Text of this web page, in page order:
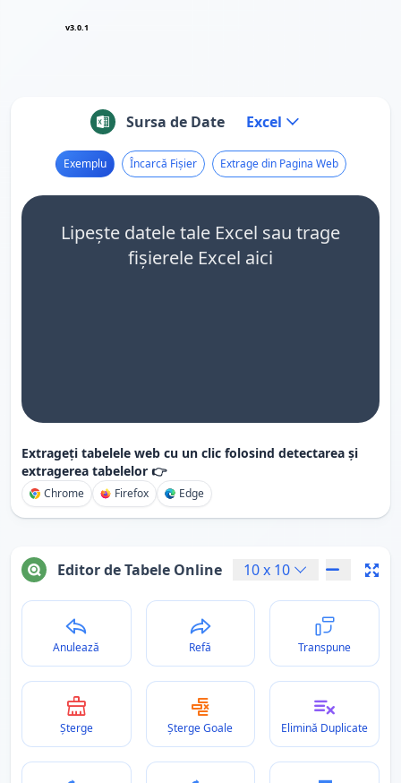
v3.0.1
Sursa de Date Excel
Exemplu Încarcă Fișier Extrage din Pagina Web
Lipește datele tale Excel sau trage
fișierele Excel aici
Extrageți tabelele web cu un clic folosind detectarea și
extragerea tabelelor 👉
Chrome Firefox Edge
Editor de Tabele Online 10x 10
Anulează Refă Transpune
Șterge Șterge Goale Elimină Duplicate